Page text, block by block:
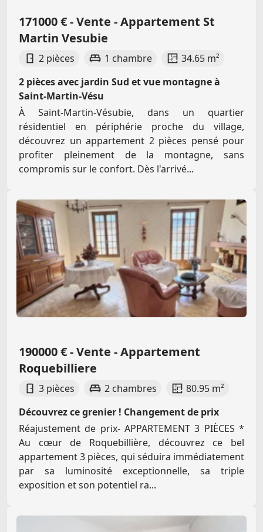
171000 € - Vente - Appartement St
Martin Vesubie
2 pièces 1 chambre
34.65 m²
2 pièces avec jardin Sud et vue montagne à
Saint-Martin-Vésu
À Saint-Martin-Vésubie, dans un quartier
résidentiel en périphérie proche du village,
découvrez un appartement 2 pièces pensé pour
profiter pleinement de la montagne, sans
compromis sur le confort. Dès l'arrivé...
190000 € - Vente - Appartement
Roquebilliere
3 pièces 2 chambres
80.95 m²
Découvrez ce grenier ! Changement de prix
Réajustement de prix- APPARTEMENT 3 PIÈCES *
Au cœur de Roquebillière, découvrez ce bel
appartement 3 pièces, qui séduira immédiatement
par sa luminosité exceptionnelle, sa triple
exposition et son potentiel ra...